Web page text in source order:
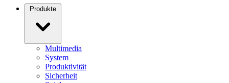
Produkte
Multimedia
System
Produktivität
Sicherheit